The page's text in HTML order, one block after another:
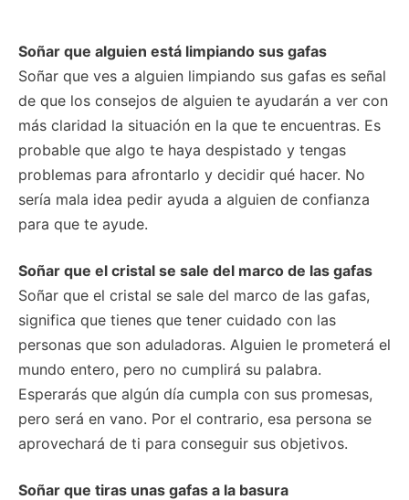
Soñar que alguien está limpiando sus gafas
Soñar que ves a alguien limpiando sus gafas es señal
de que los consejos de alguien te ayudarán a ver con
más claridad la situación en la que te encuentras. Es
probable que algo te haya despistado y tengas
problemas para afrontarlo y decidir qué hacer. No
sería mala idea pedir ayuda a alguien de confianza
para que te ayude.
Soñar que el cristal se sale del marco de las gafas
Soñar que el cristal se sale del marco de las gafas,
significa que tienes que tener cuidado con las
personas que son aduladoras. Alguien le prometerá el
mundo entero, pero no cumplirá su palabra.
Esperarás que algún día cumpla con sus promesas,
pero será en vano. Por el contrario, esa persona se
aprovechará de ti para conseguir sus objetivos.
Soñar que tiras unas gafas a la basura